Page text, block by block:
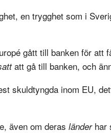
en trygghet som i
gått till banken för att
att gå till banken, och
skuldtyngda inom EU,
även om deras länderhar